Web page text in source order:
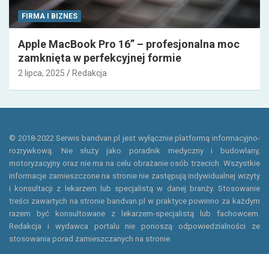
FIRMA I BIZNES
Apple MacBook Pro 16” – profesjonalna moc
zamknięta w perfekcyjnej formie
2 lipca, 2025 Redakcja
© 2018-2022 Serwis bandvan.pl jest wyłącznie platformą informacyjno-
rozrywkową. Nie służy jako poradnik medyczny i budowlany,
motoryzacyjny oraz nie ma na celu obrażanie osób trzecich. Wszystkie
informacje zamieszczone na stronie nie zastępują indywidualnej wizyty
i konsultacji z lekarzem lub specjalistą w danej branży. Stosowanie
treści zawartych na stronie bandvan.pl w praktyce powinno za każdym
razem być konsultowane z lekarzem-specjalistą lub fachowcem.
Redakcja i wydawca portalu nie ponoszą odpowiedzialności ze
stosowania porad zamieszczanych na stronie.